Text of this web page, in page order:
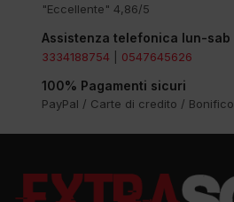
"Eccellente" 4,86/5
Assistenza telefonica lun-sab
3334188754 0547645626
100% Pagamenti sicuri
PayPal / Carte di credito / Bonifico